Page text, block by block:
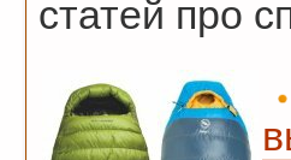
статей про